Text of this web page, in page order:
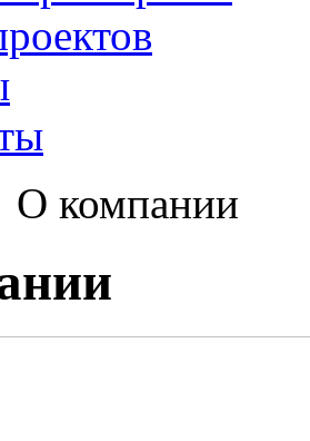
компании